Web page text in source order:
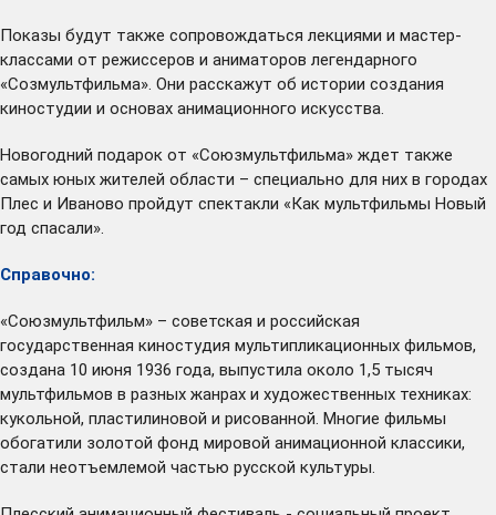
Показы будут также сопровождаться лекциями и мастер-
классами от режиссеров и аниматоров легендарного
«Созмультфильма». Они расскажут об истории создания
киностудии и основах анимационного искусства.
Новогодний подарок от «Союзмультфильма» ждет также
самых юных жителей области – специально для них в городах
Плес и Иваново пройдут спектакли «Как мультфильмы Новый
год спасали».
Справочно:
«Союзмультфильм» – советская и российская
государственная киностудия мультипликационных фильмов,
создана 10 июня 1936 года, выпустила около 1,5 тысяч
мультфильмов в разных жанрах и художественных техниках:
кукольной, пластилиновой и рисованной. Многие фильмы
обогатили золотой фонд мировой анимационной классики,
стали неотъемлемой частью русской культуры.